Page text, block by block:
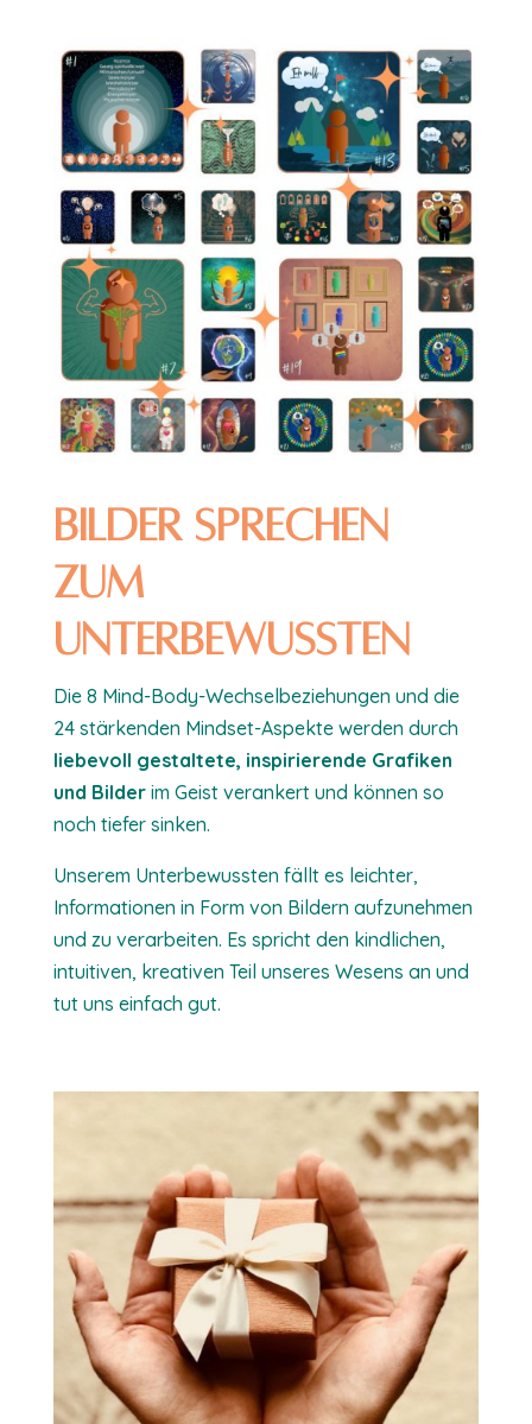
Bilder sprechen
zum
Unterbewussten
Die 8 Mind-Body-Wechselbeziehungen und die
24 stärkenden Mindset-Aspekte werden durch
liebevoll gestaltete, inspirierende Grafiken
und Bilderim Geist verankert und können so
noch tiefer sinken.
Unserem Unterbewussten fällt es leichter,
Informationen in Form von Bildern aufzunehmen
und zu verarbeiten. Es spricht den kindlichen,
intuitiven, kreativen Teil unseres Wesens an und
tut uns einfach gut.